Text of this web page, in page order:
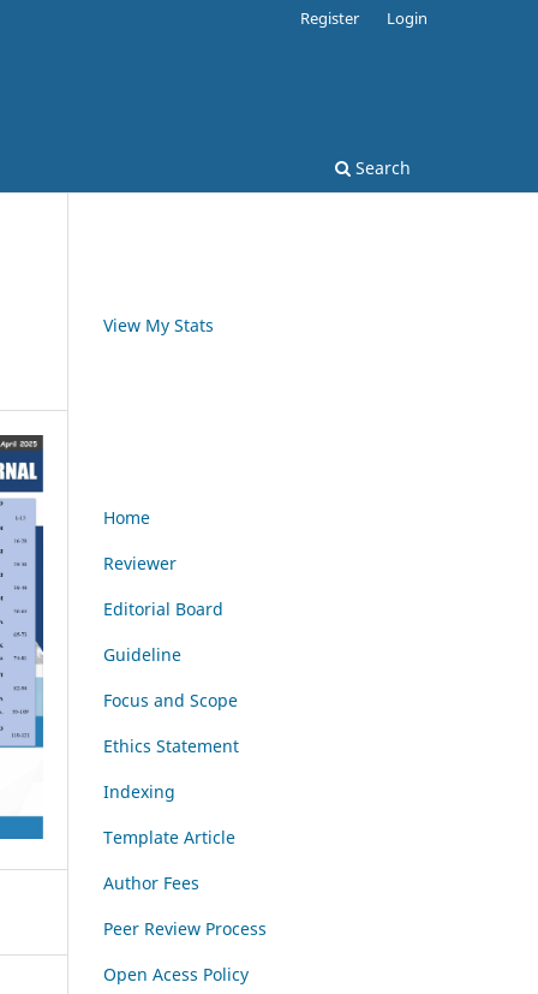
Search
Register Login
View My Stats
Home
Reviewer
Editorial Board
Guideline
Focus and Scope
Ethics Statement
Indexing
Template Article
Author Fees
Peer Review Process
Open Acess Policy